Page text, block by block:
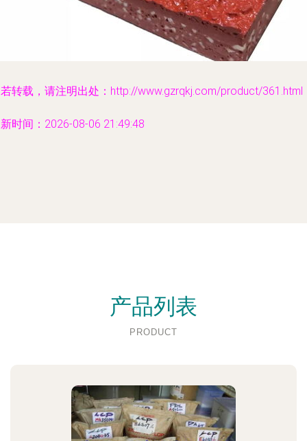
转载，请注明出处：http://www.gzrqkj.com/product/361.html
时间：2026-08-06 21:49:48
产品列表
PRODUCT